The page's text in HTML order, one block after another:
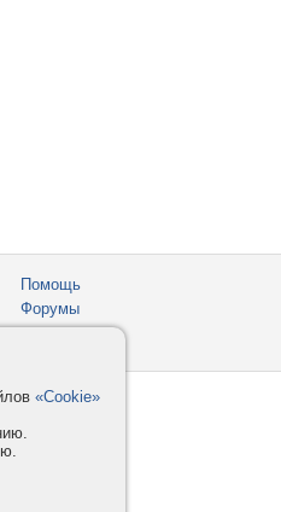
Помощь
Форумы
«Cookie»